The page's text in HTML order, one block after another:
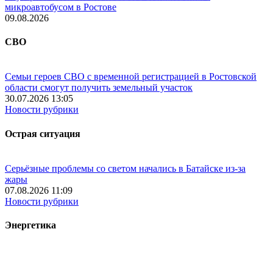
микроавтобусом в Ростове
09.08.2026
СВО
Семьи героев СВО с временной регистрацией в Ростовской
области смогут получить земельный участок
30.07.2026 13:05
Новости рубрики
Острая ситуация
Серьёзные проблемы со светом начались в Батайске из-за
жары
07.08.2026 11:09
Новости рубрики
Энергетика